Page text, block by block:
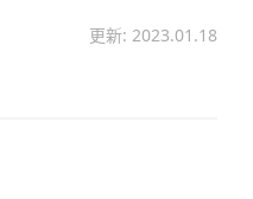
更新: 2023.01.18